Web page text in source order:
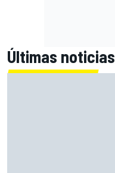
Últimas noticias